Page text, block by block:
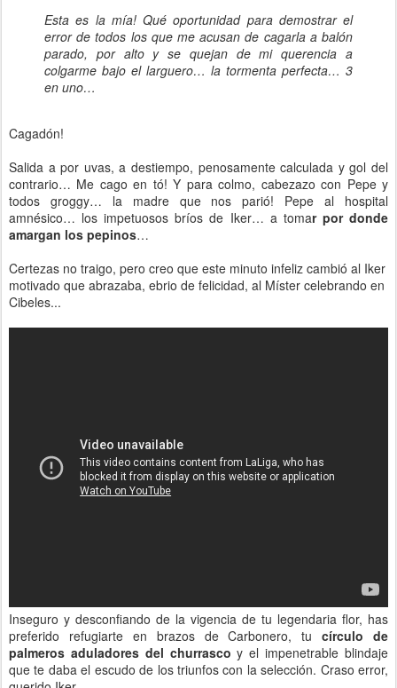
Esta es la mía! Qué oportunidad para demostrar el
error de todos los que me acusan de cagarla a balón
parado, por alto y se quejan de mi querencia a
colgarme bajo el larguero… la tormenta perfecta… 3
en uno…
Cagadón!
Salida a por uvas, a destiempo, penosamente calculada y gol del
contrario… Me cago en tó! Y para colmo, cabezazo con Pepe y
todos groggy… la madre que nos parió! Pepe al hospital
amnésico… los impetuosos bríos de Iker… a tomar por donde
amargan los pepinos…
Certezas no traigo, pero creo que este minuto infeliz cambió al Iker
motivado que abrazaba, ebrio de felicidad, al Míster celebrando en
Cibeles...
Inseguro y desconfiando de la vigencia de tu legendaria flor, has
preferido refugiarte en brazos de Carbonero, tucírculo de
palmeros aduladores del churrascoy el impenetrable blindaje
que te daba el escudo de los triunfos con la selección. Craso error,